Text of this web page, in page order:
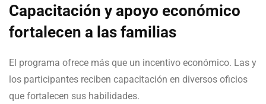
Capacitación y apoyo económico
fortalecen a las familias
El programa ofrece más que un incentivo económico. Las y
los participantes reciben capacitación en diversos oficios
que fortalecen sus habilidades.